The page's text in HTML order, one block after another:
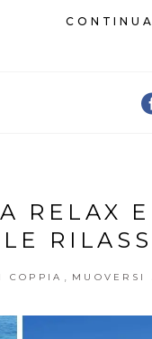
RELAX
COPPIA MUOVERSI